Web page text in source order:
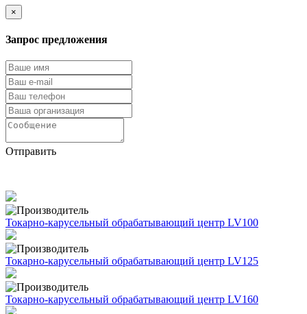
×
Запрос предложения
Отправить
Токарно-карусельный обрабатывающий центр LV100
Токарно-карусельный обрабатывающий центр LV125
Токарно-карусельный обрабатывающий центр LV160